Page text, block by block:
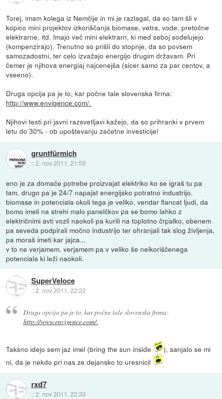
Torej, imam kolega iz Nemčije in mi je razlagal, da so tam šli v
kopico mini projektov izkoriščanja biomase, vetra, vode, pretočne
elektrarne, itd. Imajo več mini elektrarn, ki med seboj sodelujejo
(kompenzirajo). Trenutno so prišli do stopnje, da so povsem
samozadostni, ter celo izvažajo energijo drugim državam. Pri
čemer je njihova energiaj najcenejša (sicer samo za par centov, a
vseeno).
Druga opcija pa je to, kar počne tale slovenska firma:
http://www.envigence.com/.
Njihovi testi pri javni razsvetljavi kažejo, da so prihranki v prvem
letu do 30% - ob upoštevanju začetne investicije!
gruntfürmich
::2. nov 2011, 21:59
eno je za domače potrebe proizvajat elektriko ko se igraš tu pa
tam. drugo pa je 24/7 napajat energijsko potratno industrijo.
biomase in potenciala okoli tega je veliko, vendar flancat ljudi, da
bomo imeli na strehi malo panelčkov pa se bomo lahko z
električnimi avti vozli naokoli pa kurili na toplotno črpalko, obenem
pa seveda podpirali močno industrijo ter ohranjali tak slog življenja,
pa moraš imeti kar jajca...
v to ne verjamem. verjamem pa v veliko še neikoriščenega
potenciala ki leži naokoli.
SuperVeloce
::2. nov 2011, 22:22
Druga opcija pa je to, kar počne tale slovenska firma:
http://www.envigence.com/.
Taksno idejo sem jaz imel (bring the sun inside
), sanjalo se mi
ni, da je nekdo pri nas ze dejansko to uresnicil
rxd7
::2. nov 2011, 22:33